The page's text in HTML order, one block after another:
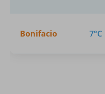
Bonifacio 7°C